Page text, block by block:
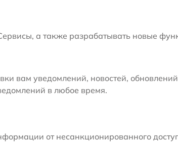
а также разрабатывать новые
вам уведомлений, новостей,
в любое время.
от несанкционированного